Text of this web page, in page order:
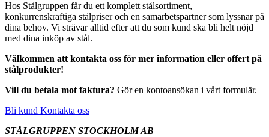
Hos Stålgruppen får du ett komplett stålsortiment,
konkurrenskraftiga stålpriser och en samarbetspartner som lyssnar på
dina behov. Vi strävar alltid efter att du som kund ska bli helt nöjd
med dina inköp av stål.
Välkommen att kontakta oss för mer information eller offert på
stålprodukter!
Vill du betala mot faktura? Gör en kontoansökan i vårt formulär.
Bli kund Kontakta oss
STÅLGRUPPEN STOCKHOLM AB